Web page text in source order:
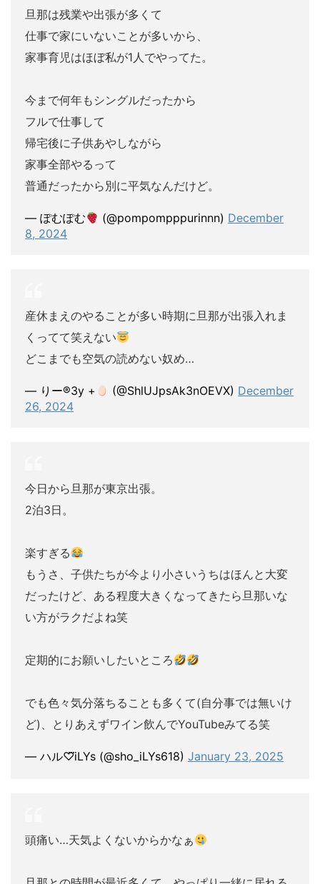
旦那は残業や出張が多くて
仕事で家にいないことが多いから、
家事育児はほぼ私が1人でやってた。
今まで何年もシングルだったから
フルで仕事して
帰宅後に子供あやしながら
家事全部やるって
普通だったから別に平気なんだけど。
— ぽむぽむ (@pompompppurinnn) December
8, 2024
産休まえのやることが多い時期に旦那が出張入れま
くってて笑えない
どこまでも空気の読めない奴め…
— りー®︎3y + (@ShlUJpsAk3nOEVX) December
26, 2024
今日から旦那が東京出張。
2泊3日。
楽すぎる
もうさ、子供たちが今より小さいうちはほんと大変
だったけど、ある程度大きくなってきたら旦那いな
い方がラクだよね笑
定期的にお願いしたいところ
でも色々気分落ちることも多くて(自分事では無いけ
ど)、とりあえずワイン飲んでYouTubeみてる笑
— ハル♡⃛iLYs (@sho_iLYs618) January 23, 2025
頭痛い…天気よくないからかなぁ